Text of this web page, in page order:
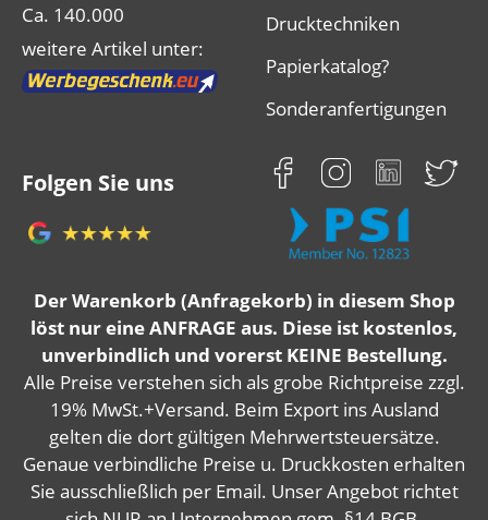
Ca. 140.000
weitere Artikel unter:
Drucktechniken
Papierkatalog?
Sonderanfertigungen
Folgen Sie uns
Der Warenkorb (Anfragekorb) in diesem Shop
löst nur eine ANFRAGE aus. Diese ist kostenlos,
unverbindlich und vorerst KEINE Bestellung.
Alle Preise verstehen sich als grobe Richtpreise zzgl.
19% MwSt.+Versand. Beim Export ins Ausland
gelten die dort gültigen Mehrwertsteuersätze.
Genaue verbindliche Preise u. Druckkosten erhalten
Sie ausschließlich per Email. Unser Angebot richtet